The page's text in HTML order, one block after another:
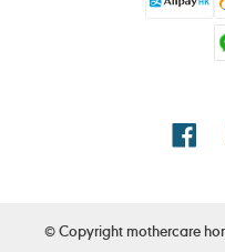
© Copyright mothercare